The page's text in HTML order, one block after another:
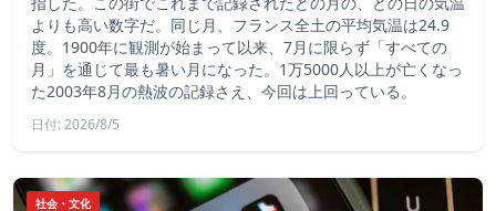
よりも高い数字だ。同じ月、フランス全土の平均気温は24.9
度。1900年に観測が始まって以来、7月に限らず「すべての
月」を通じて最も暑い月になった。1万5000人以上が亡くなっ
た2003年8月の熱波の記録さえ、今回は上回っている。
日付: 2026/8/5
社会・文化